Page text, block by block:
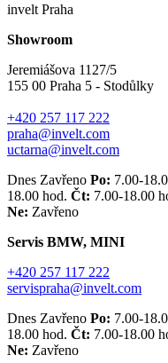
invelt Praha
Showroom
Jeremiášova 1127/5
155 00 Praha 5 - Stodůlky
+420 257 117 222
praha@invelt.com
uctarna@invelt.com
Dnes Zavřeno Po: 7.00-
18.00 hod. Čt: 7.00-18.00
Ne: Zavřeno
Servis BMW, MINI
+420 257 117 222
servispraha@invelt.com
Dnes Zavřeno Po: 7.00-
18.00 hod. Čt: 7.00-18.00
Ne: Zavřeno